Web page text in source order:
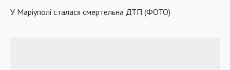
У Маріуполі сталася смертельна ДТП (ФОТО)